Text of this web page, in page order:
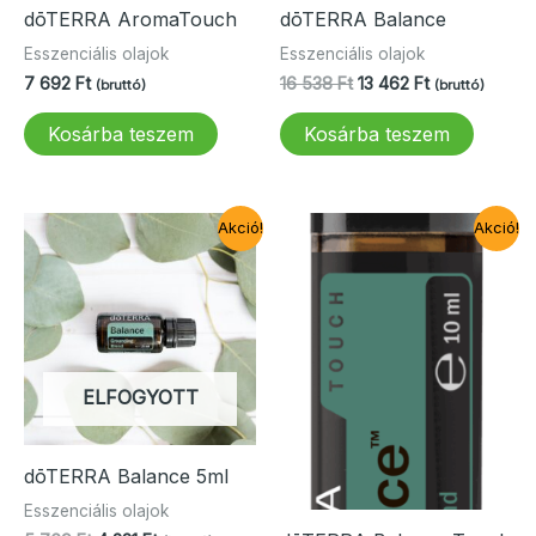
dōTERRA AromaTouch
Esszenciális olajok
7 692 Ft (bruttó)
Kosárba teszem
dōTERRA Balance
Esszenciális olajok
16 538Ft Original
was:
16
13 462 FtCurrent
13
(bruttó)
Kosárba teszem
Akció!
ELFOGYOTT
dōTERRA Balance 5ml
Esszenciális olajok
Akció!